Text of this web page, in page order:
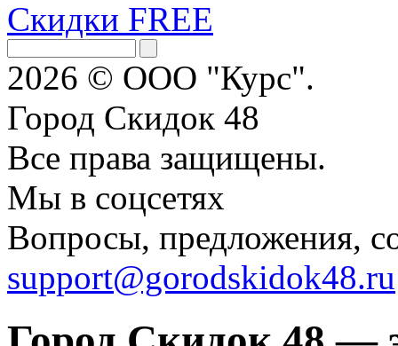
Скидки FREE
2026 © ООО "Курс".
Город Скидок 48
Все права защищены.
Мы в соцсетях
Вопросы, предложения,
support@gorodskidok48.ru